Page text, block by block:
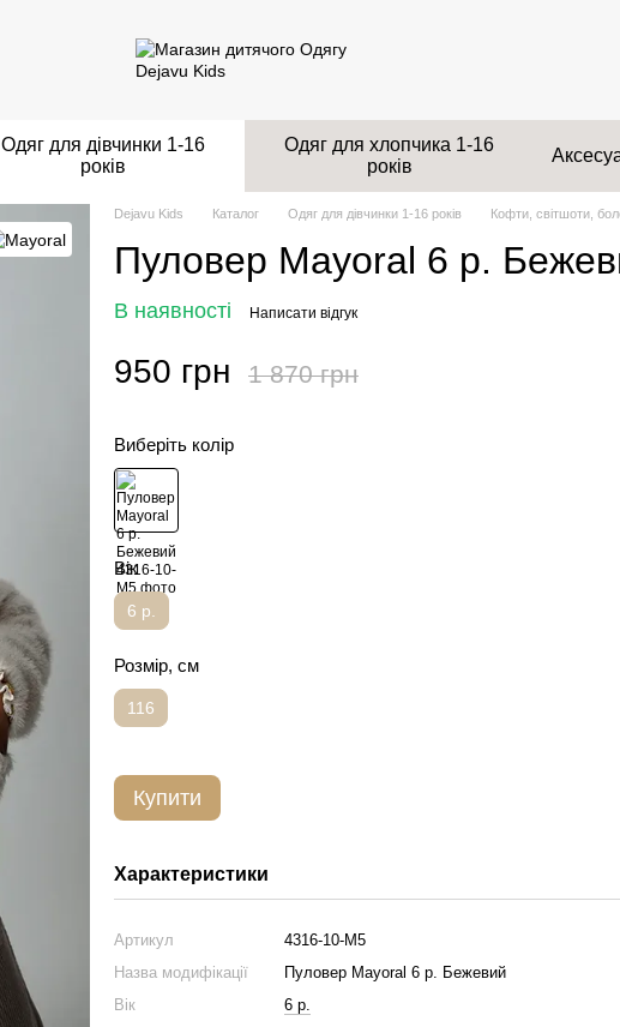
Одяг для дівчинки 1-16
років
Одяг для хлопчика 1-16
років
Dejavu Kids Каталог Одяг для дівчинки 1-16 років Кофти, світшоти,
Пуловер Mayoral 6 р.
В наявності Написати відгук
950 грн 1 870 грн
Виберіть колір
Вік
6 р.
Розмір, см
116
Купити
Характеристики
Артикул
4316-10-М5
Назва модифікації
Пуловер Mayoral 6 р. Бежевий
Вік
6 р.